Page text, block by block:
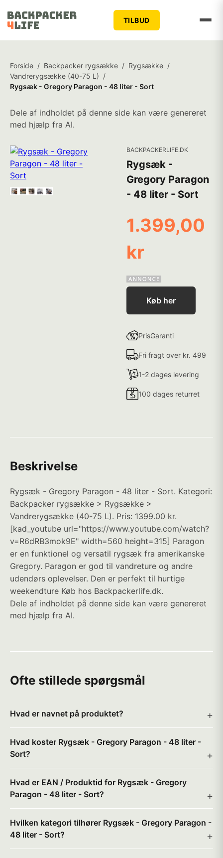
TILBUD
Forside / Backpacker rygsække / Rygsække /
Vandrerygsække (40-75 L) /
Rygsæk - Gregory Paragon - 48 liter - Sort
Dele af indholdet på denne side kan være genereret
med hjælp fra AI.
BACKPACKERLIFE.DK
Rygsæk -
Gregory Paragon
- 48 liter - Sort
1.399,00
kr
Køb her
PrisGaranti
Fri fragt over kr. 499
1-2 dages levering
100 dages returret
Beskrivelse
Rygsæk - Gregory Paragon - 48 liter - Sort. Kategori:
Backpacker rygsække > Rygsække >
Vandrerygsække (40-75 L). Pris: 1399.00 kr.
[kad_youtube url="https://www.youtube.com/watch?
v=R6dRB3mok9E" width=560 height=315] Paragon
er en funktionel og versatil rygsæk fra amerikanske
Gregory. Paragon er god til vandreture og andre
udendørs oplevelser. Den er perfekt til hurtige
weekendture Køb hos Backpackerlife.dk.
Dele af indholdet på denne side kan være genereret
med hjælp fra AI.
Ofte stillede spørgsmål
Hvad er navnet på produktet?
Hvad koster Rygsæk - Gregory Paragon - 48 liter -
Sort?
Hvad er EAN / Produktid for Rygsæk - Gregory
Paragon - 48 liter - Sort?
Hvilken kategori tilhører Rygsæk - Gregory Paragon -
48 liter - Sort?